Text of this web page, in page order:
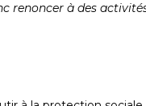
renoncer à des